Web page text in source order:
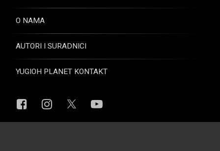
O NAMA
AUTORI I SURADNICI
YUGIOH PLANET KONTAKT
FacebookInstagramYouTube